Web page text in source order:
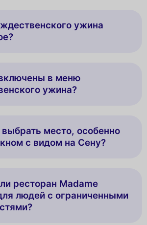
ужина
в меню
ужина?
место, особенно
с видом на Сену?
ресторан Madame
людей с ограниченными